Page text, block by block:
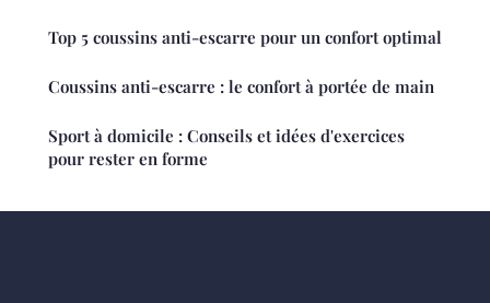
Top 5 coussins anti-escarre pour un confort optimal
Coussins anti-escarre : le confort à portée de main
Sport à domicile : Conseils et idées d'exercices
pour rester en forme